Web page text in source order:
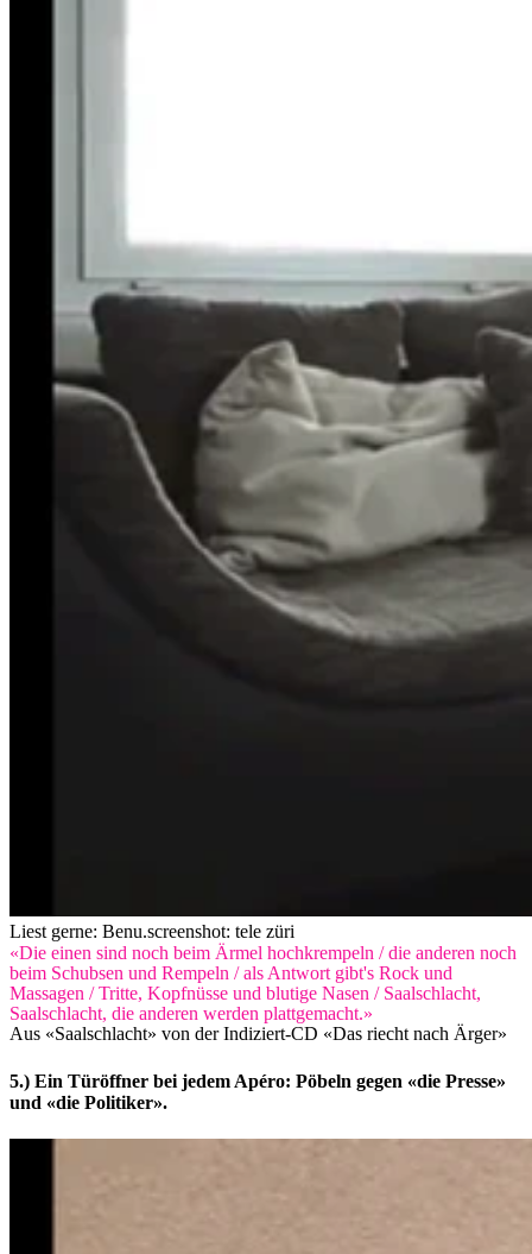
Liest gerne: Benu.screenshot: tele züri
«Die einen sind noch beim Ärmel hochkrempeln / die anderen noch
beim Schubsen und Rempeln / als Antwort gibt's Rock und
Massagen / Tritte, Kopfnüsse und blutige Nasen / Saalschlacht,
Saalschlacht, die anderen werden plattgemacht.»
Aus «Saalschlacht» von der Indiziert-CD «Das riecht nach Ärger»
5.) Ein Türöffner bei jedem Apéro: Pöbeln gegen «die Presse»
und «die Politiker».